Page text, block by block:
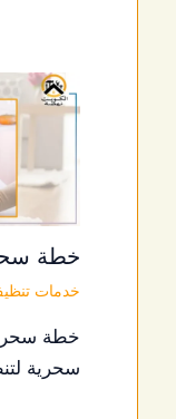
خطة
خدمات
خطة
سحرية